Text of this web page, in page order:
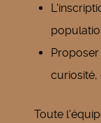
curiosité,
Toute